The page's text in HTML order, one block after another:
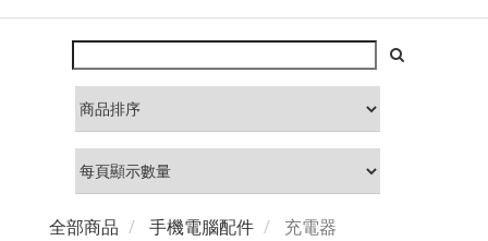
全部商品 手機電腦配件 充電器